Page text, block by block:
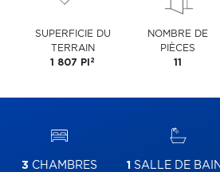
SUPERFICIE DU
TERRAIN
1 807 PI 2
NOMBRE DE
PIÈCES
11
3 CHAMBRES 1 SALLE DE